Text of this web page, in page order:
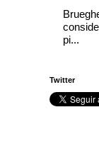
pi...
Twitter